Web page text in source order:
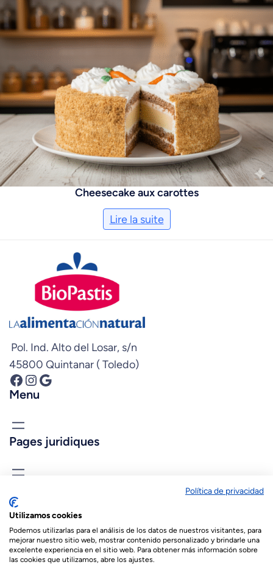
Cheesecake aux carottes
Lire la suite
Pol. Ind. Alto del Losar, s/n
45800 Quintanar ( Toledo)
Facebook InstagramGoogle
Menu
Pages juridiques
+34 925 180 903
© 2026 Biopastis.com
Política de privacidad
Utilizamos cookies
Podemos utilizarlas para el análisis de los datos de nuestros visitantes, para
mejorar nuestro sitio web, mostrar contenido personalizado y brindarle una
excelente experiencia en el sitio web. Para obtener más información sobre
las cookies que utilizamos, abre los ajustes.